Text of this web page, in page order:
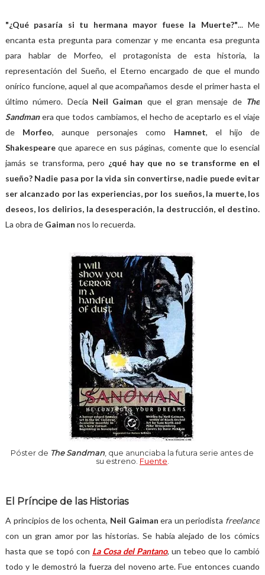
"¿Qué pasaría si tu hermana mayor fuese la Muerte?"... Me
encanta esta pregunta para comenzar y me encanta esa pregunta
para hablar de Morfeo, el protagonista de esta historia, la
representación del Sueño, el Eterno encargado de que el mundo
onírico funcione, aquel al que acompañamos desde el primer hasta el
último número. Decía Neil Gaiman que el gran mensaje de The
Sandmanera que todos cambiamos, el hecho de aceptarlo es el viaje
de Morfeo, aunque personajes como Hamnet, el hijo de
Shakespeareque aparece en sus páginas, comente que lo esencial
jamás se transforma, pero ¿qué hay que no se transforme en el
sueño? Nadie pasa por la vida sin convertirse, nadie puede evitar
ser alcanzado por las experiencias, por los sueños, la muerte, los
deseos, los delirios, la desesperación, la destrucción, el destino.
La obra de Gaiman nos lo recuerda.
Póster de The Sandman, que anunciaba la futura serie antes de
su estreno. Fuente.
El Príncipe de las Historias
A principios de los ochenta, Neil Gaiman era un periodista freelance
con un gran amor por las historias. Se había alejado de los cómics
hasta que se topó con La Cosa del Pantano, un tebeo que lo cambió
todo y le demostró la fuerza del noveno arte. Fue entonces cuando